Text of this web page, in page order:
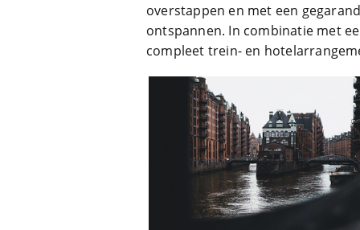
overstappen en met een
ontspannen. In combinatie met
compleet trein- en